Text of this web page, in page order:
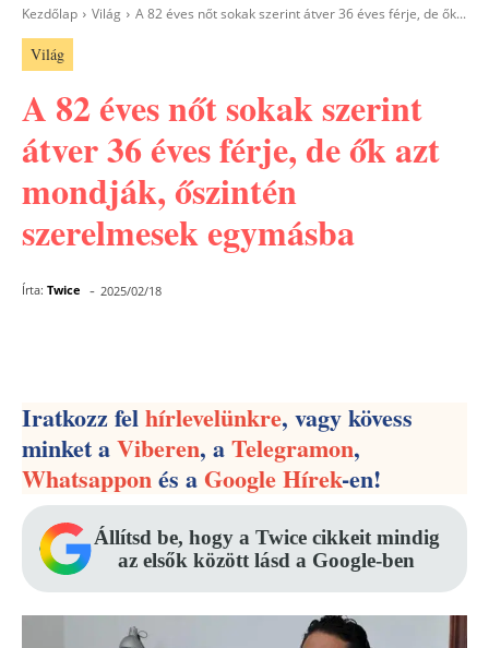
Kezdőlap Világ A 82 éves nőt sokak szerint átver 36 éves férje, de ők...
Világ
A 82 éves nőt sokak szerint
átver 36 éves férje, de ők azt
mondják, őszintén
szerelmesek egymásba
Írta: Twice - 2025/02/18
Iratkozz felhírlevelünkre, vagy kövess
minket aViberen, aTelegramon,
Whatsapponés aGoogle Hírek-en!
Állítsd be, hogy a Twice cikkeit mindig
az elsők között lásd a Google-ben